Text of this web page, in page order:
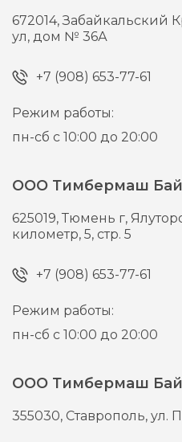
672014,Забайкальский
ул, дом № 36А
+7 (908) 653-77-61
Режим работы:
пн-сб с 10:00 до 20:00
ООО Тимбермаш
625019,Тюмень г,
километр, 5, стр. 5
+7 (908) 653-77-61
Режим работы:
пн-сб с 10:00 до 20:00
ООО Тимбермаш
355030, Ставрополь,ул.